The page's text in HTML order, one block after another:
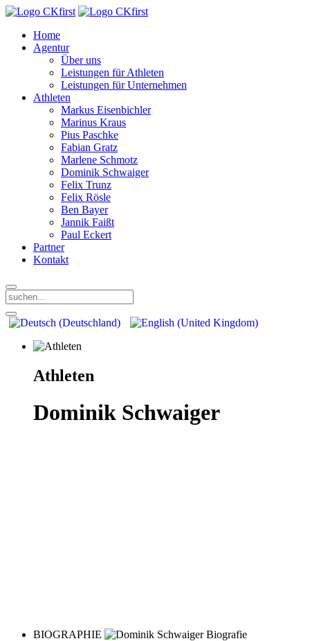
Home
Agentur
Über uns
Leistungen für Athleten
Leistungen für Unternehmen
Athleten
Markus Eisenbichler
Marinus Kraus
Pius Paschke
Fabian Gratz
Marlene Schmotz
Dominik Schwaiger
Felix Trunz
Felix Rösle
Ben Bayer
Jannik Faißt
Paul Eckert
Partner
Kontakt
Athleten
Dominik Schwaiger
BIOGRAPHIE